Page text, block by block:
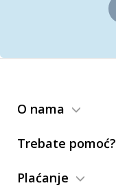
O nama
Trebate pomoć?
Plaćanje